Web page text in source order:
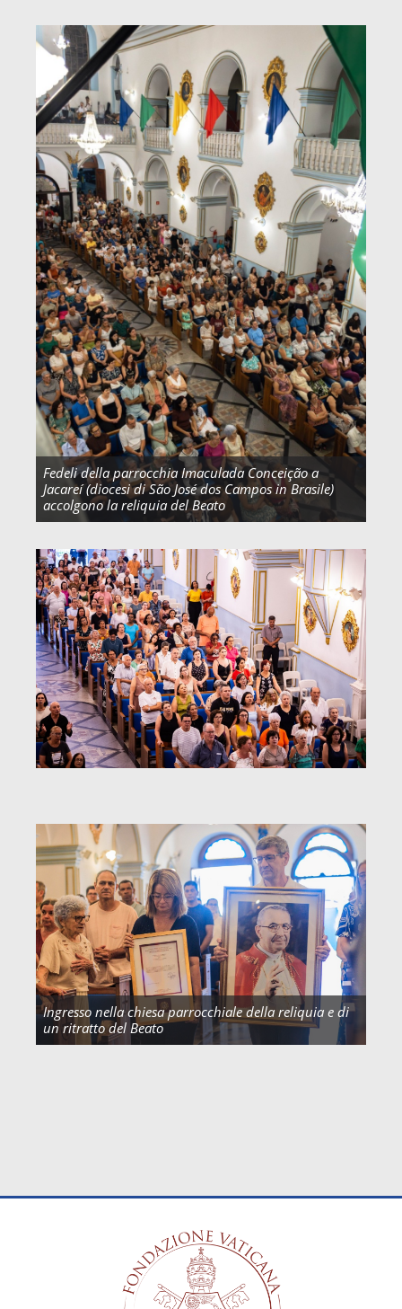
Fedeli della parrocchia Imaculada Conceição a
Jacareí (diocesi di São José dos Campos in Brasile)
accolgono la reliquia del Beato
Ingresso nella chiesa parrocchiale della reliquia e di
un ritratto del Beato